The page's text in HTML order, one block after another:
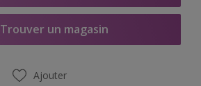
Trouver un magasin
Ajouter